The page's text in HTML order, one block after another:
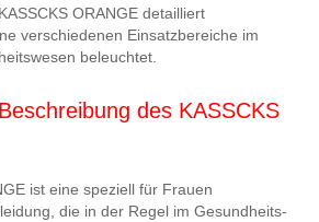
ORANGE detailliert
verschiedenen Einsatzbereiche im
beleuchtet.
des KASSCKS
ist eine speziell für Frauen
die in der Regel im Gesundheits-